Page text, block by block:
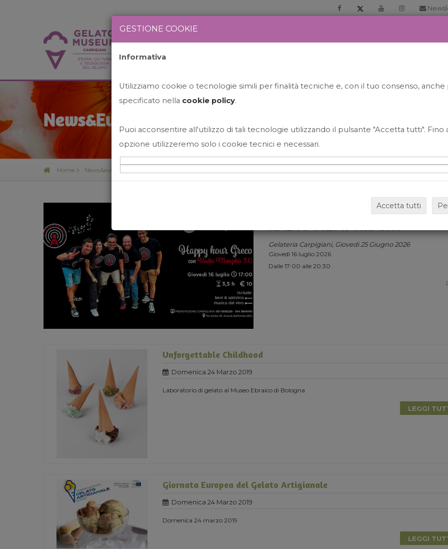
News&Events
Home News&events
HAPPY HOUR GRECO CON
RADIO MEMPHIS 3.0.
Gelateria Carpigiani, Giovedi 25 Giugno 2026
Giovedì 16 luglio 2026
Dalle 17:00 alle 20:30
Unforgettable Childhood
Domenica 24 Marzo 2019
Laboratorio di gelato al Museo Ebraico di Bologna
LEGGI
Giornata Europea del Gelato Artigianale
Domenica 24 Marzo 2019
Domenica 24 marzo 2019
LEGGI
GESTIONE COOKIE
Informativa
Utilizziamo cookie o tecnologie simili per finalità tecniche e, con il tuo consenso,
specificato nella cookie policy.
Puoi acconsentire all'utilizzo di tali tecnologie utilizzando il pulsante "Accetta tutti". Fino
opzione utilizzeremo solo i cookie tecnici e necessari.
Accetta tutti